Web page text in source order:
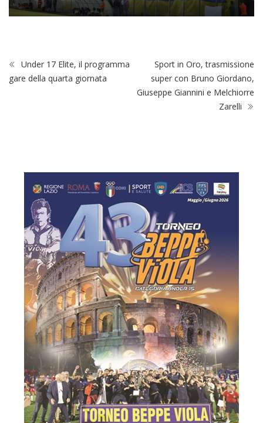
Under 17 Elite, il programma
gare della quarta giornata
Sport in Oro, trasmissione
super con Bruno Giordano,
Giuseppe Giannini e Melchiorre
Zarelli